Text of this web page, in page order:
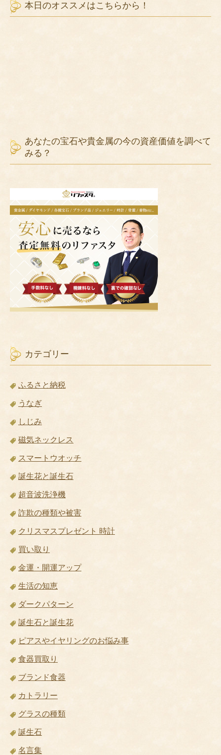
本日のオススメはこちらから！
あなたの宝石や貴金属の今の資産価値を調べて
みる？
カテゴリー
ふるさと納税
うなぎ
しじみ
磁気ネックレス
スマートウオッチ
誕生花と誕生石
超音波洗浄機
詐欺の種類や被害
クリスマスプレゼント 時計
買い取り
金運・開運アップ
生活の知恵
ダークパターン
誕生石と誕生花
ピアスやイヤリングのお悩み事
食器買取り
ブランド食器